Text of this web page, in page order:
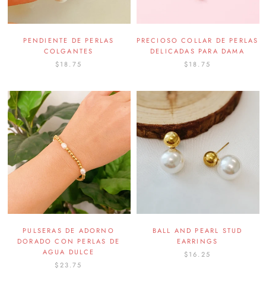
PENDIENTE DE PERLAS
COLGANTES
$18.75
PRECIOSO COLLAR DE PERLAS
DELICADAS PARA DAMA
$18.75
PULSERAS DE ADORNO
DORADO CON PERLAS DE
AGUA DULCE
$23.75
BALL AND PEARL STUD
EARRINGS
$16.25